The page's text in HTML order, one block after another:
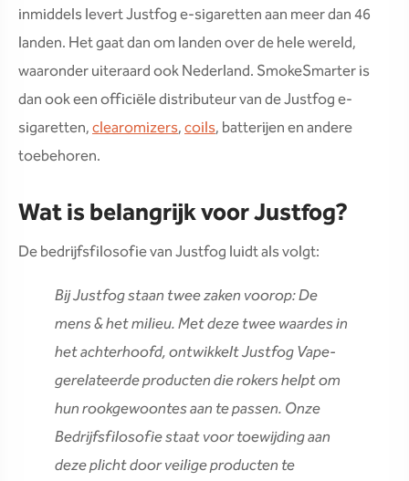
inmiddels levert Justfog e-sigaretten aan meer dan 46
landen. Het gaat dan om landen over de hele wereld,
waaronder uiteraard ook Nederland. SmokeSmarter is
dan ook een officiële distributeur van de Justfog e-
sigaretten,clearomizers,coils, batterijen en andere
toebehoren.
Wat is belangrijk voor Justfog?
De bedrijfsfilosofie van Justfog luidt als volgt:
Bij Justfog staan twee zaken voorop: De
mens & het milieu. Met deze twee waardes in
het achterhoofd, ontwikkelt Justfog Vape-
gerelateerde producten die rokers helpt om
hun rookgewoontes aan te passen. Onze
Bedrijfsfilosofie staat voor toewijding aan
deze plicht door veilige producten te